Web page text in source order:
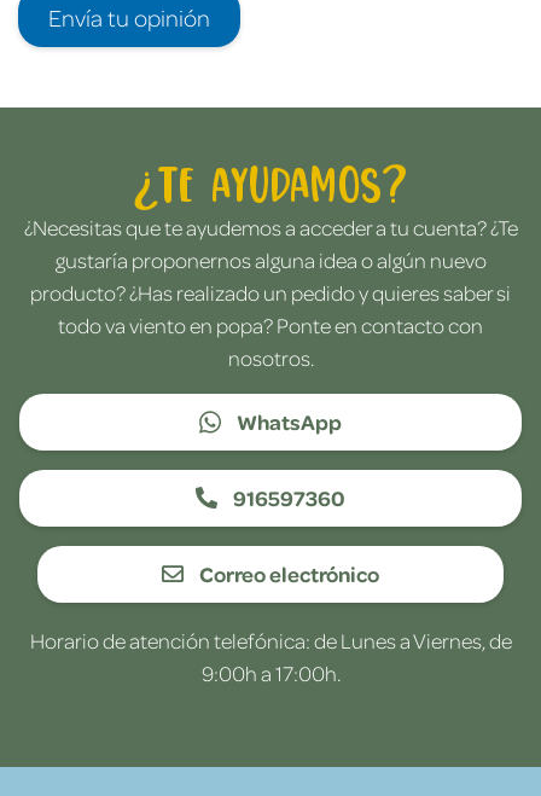
Envía tu opinión
¿Te ayudamos?
¿Necesitas que te ayudemos a acceder a tu cuenta? ¿Te
gustaría proponernos alguna idea o algún nuevo
producto? ¿Has realizado un pedido y quieres saber si
todo va viento en popa? Ponte en contacto con
nosotros.
WhatsApp
916597360
Correo electrónico
Horario de atención telefónica: de Lunes a Viernes, de
9:00h a 17:00h.